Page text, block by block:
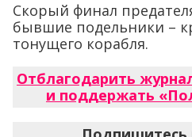
Скорый финал
бывшие подельники –
тонущего корабля.
Отблагодарить
и поддержать